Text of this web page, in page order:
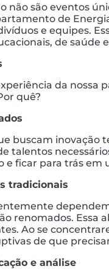
não são eventos
de
e equipes.
de saúde
da
quê?
buscam inovação
talentos
e ficar para trás
tradicionais
renomados.
Ao se
de que
e análise